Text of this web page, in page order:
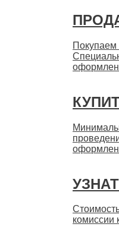
Покупаем
комиссии